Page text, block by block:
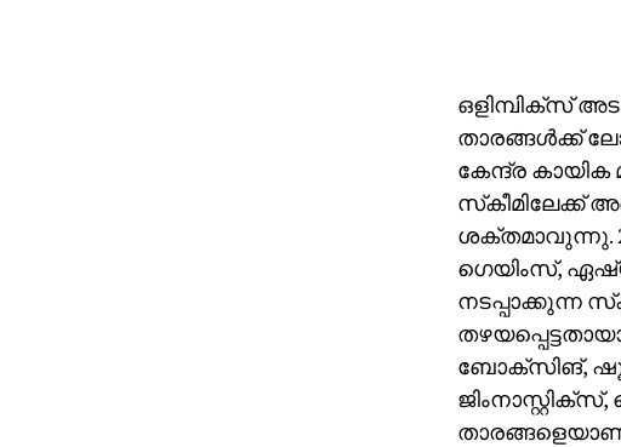
ഒളിമ്പിക്‌സ്
താരങ്ങള്‍ക്ക്
കേന്ദ്ര കായിക
സ്‌കീമിലേക്ക്
ശക്തമാവുന്നു.
ഗെയിംസ്,
നടപ്പാക്കുന്ന
ബോക്‌സിങ്,